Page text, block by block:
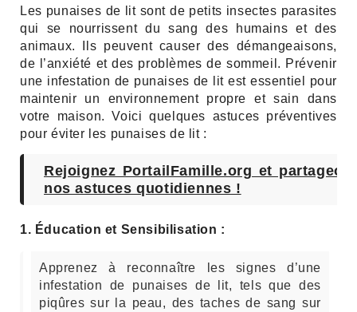
Les punaises de lit sont de petits insectes parasites
qui se nourrissent du sang des humains et des
animaux. Ils peuvent causer des démangeaisons,
de l’anxiété et des problèmes de sommeil. Prévenir
une infestation de punaises de lit est essentiel pour
maintenir un environnement propre et sain dans
votre maison. Voici quelques astuces préventives
pour éviter les punaises de lit :
Rejoignez PortailFamille.org et
nos astuces quotidiennes !
1. Éducation et Sensibilisation :
Apprenez à reconnaître les signes d’une
infestation de punaises de lit, tels que des
piqûres sur la peau, des taches de sang sur